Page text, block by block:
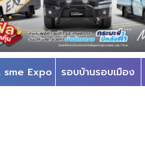
sme Expo รอบบ้านรอบเมือง